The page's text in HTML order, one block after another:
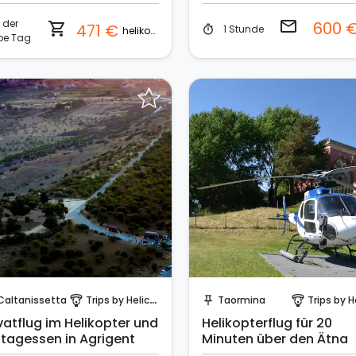
und den Äolischen
der
Tag
shopping_cart 471 € helikopter timer 1 Stunde email 600
paragliding Trips by Helicopter
im Helikopter und
in Agrigent
push_pin Taormina paragliding Trips by
Helikopterflug für 20
Minuten über den Ätna